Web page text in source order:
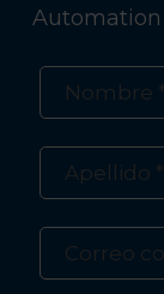
Automation